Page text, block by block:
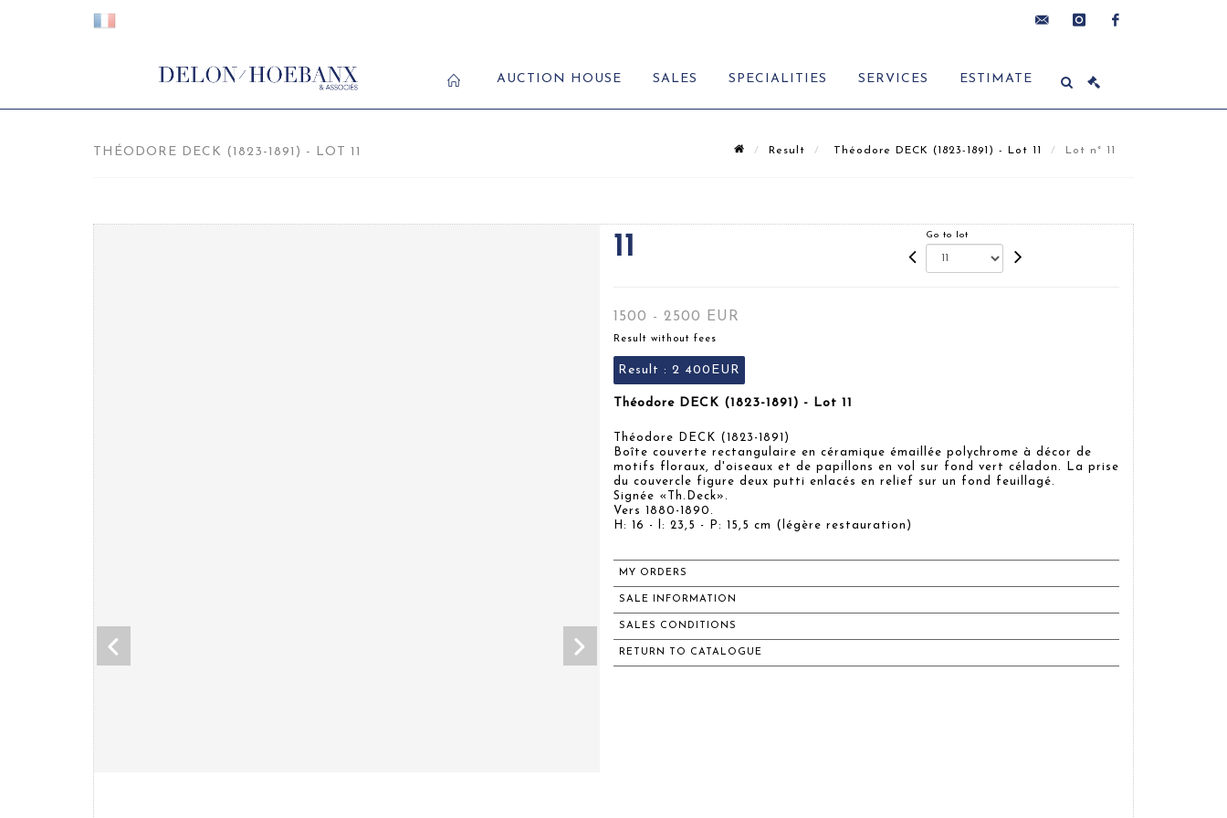
AUCTION HOUSE SALES SPECIALITIES SERVICES ESTIMATE
THÉODORE DECK (1823-1891) - LOT 11 Result Théodore DECK (1823-1891) - Lot 11 Lot n° 11
11 Go to lot
1500 - 2500 EUR
Result without fees
Result : 2 400EUR
Théodore DECK (1823-1891) - Lot 11
Théodore DECK (1823-1891)
Boîte couverte rectangulaire en céramique émaillée polychrome à décor de
motifs floraux, d'oiseaux et de papillons en vol sur fond vert céladon. La prise
du couvercle figure deux putti enlacés en relief sur un fond feuillagé.
Signée «Th.Deck».
Vers 1880-1890.
H: 16 - l: 23,5 - P: 15,5 cm (légère restauration)
MY ORDERS
SALE INFORMATION
SALES CONDITIONS
RETURN TO CATALOGUE